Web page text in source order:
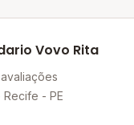
Vovo Rita
Recife - PE